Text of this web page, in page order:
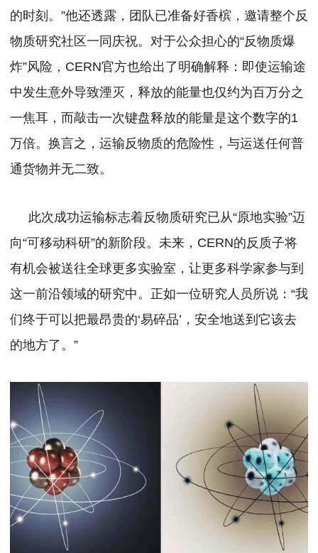
的时刻。”他还透露，团队已准备好香槟，邀请整个反
物质研究社区一同庆祝。 对于公众担心的“反物质爆
炸”风险，CERN官方也给出了明确解释：即使运输途
中发生意外导致湮灭，释放的能量也仅约为百万分之
一焦耳，而敲击一次键盘释放的能量是这个数字的1
万倍。换言之，运输反物质的危险性，与运送任何普
通货物并无二致。
此次成功运输标志着反物质研究已从“原地实验”迈
向“可移动科研”的新阶段。未来，CERN的反质子将
有机会被送往全球更多实验室，让更多科学家参与到
这一前沿领域的研究中。 正如一位研究人员所说：“我
们终于可以把最昂贵的‘易碎品’，安全地送到它该去
的地方了。”